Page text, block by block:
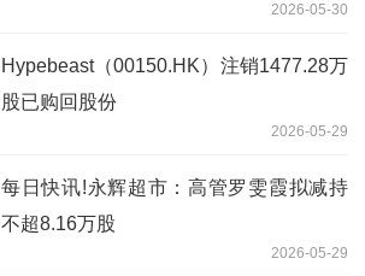
2026-05-30
Hypebeast（00150.HK）注销1477.28万
股已购回股份
2026-05-29
每日快讯!永辉超市：高管罗雯霞拟减持
不超8.16万股
2026-05-29